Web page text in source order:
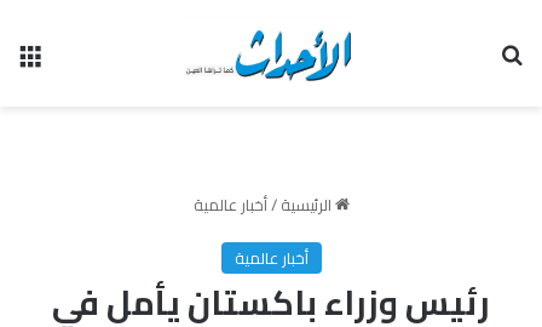
الرئيسية/أخبار عالمية
أخبار عالمية
رئيس وزراء باكستان يأمل في